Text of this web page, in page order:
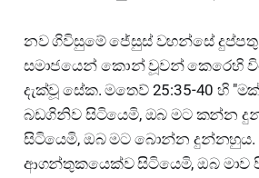
නව ගිවිසුමේ ජේසුස් වහන්සේ
සමාජයෙන් කොන් වූවන් කෙරෙහි
දැක්වූ සේක. මතෙව් 25:35-40 හි
බඩගිනිව සිටියෙමි, ඔබ මට කන්න
සිටියෙමි, ඔබ මට බොන්න දුන්නහුය.
ආගන්තුකයෙක්ව සිටියෙමි, ඔබ මාව